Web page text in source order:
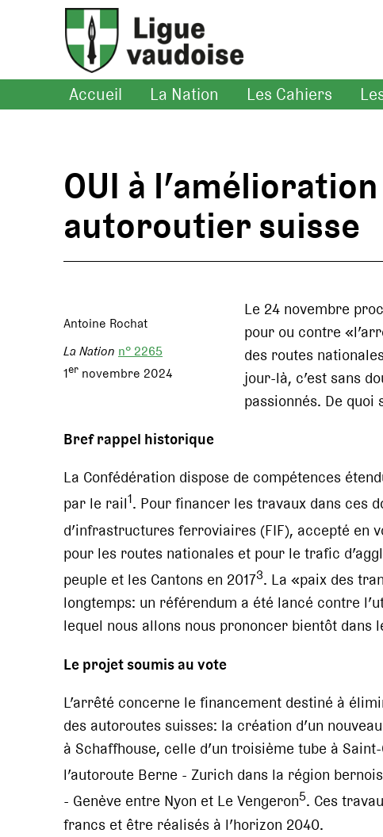
Accueil La Nation Les Cahiers
OUI à
autoroutier suisse
Antoine Rochat
La Nation n° 2265
1er novembre 2024
Le 24 novembre
pour ou contre
des routes
jour-là, c’est sans
passionnés. De quoi
Bref rappel historique
La Confédération dispose de compétences
par le rail1. Pour financer les travaux dans ces
d’infrastructures ferroviaires (FIF), accepté en
pour les routes nationales et pour le trafic
peuple et les Cantons en 20173. La «paix des
longtemps: un référendum a été lancé contre
lequel nous allons nous prononcer bientôt dans
Le projet soumis au vote
L’arrêté concerne le financement destiné à
des autoroutes suisses: la création d’un
à Schaffhouse, celle d’un troisième tube à
l’autoroute Berne - Zurich dans la région
- Genève entre Nyon et Le Vengeron5. Ces
francs et être réalisés à l’horizon 2040.